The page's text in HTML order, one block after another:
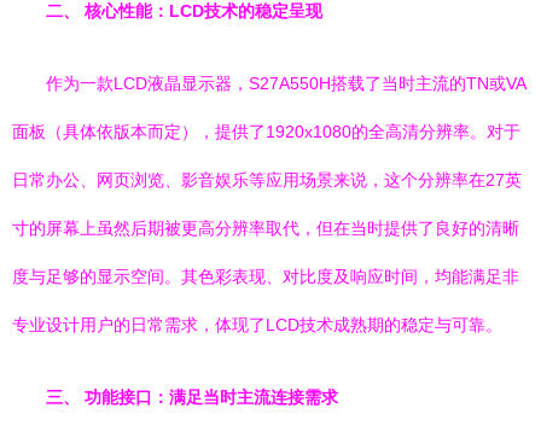
二、 核心性能：LCD技术的稳定呈现
作为一款LCD液晶显示器，S27A550H搭载了当时主流的TN或VA
面板（具体依版本而定），提供了1920x1080的全高清分辨率。对于
日常办公、网页浏览、影音娱乐等应用场景来说，这个分辨率在27英
寸的屏幕上虽然后期被更高分辨率取代，但在当时提供了良好的清晰
度与足够的显示空间。其色彩表现、对比度及响应时间，均能满足非
专业设计用户的日常需求，体现了LCD技术成熟期的稳定与可靠。
三、 功能接口：满足当时主流连接需求